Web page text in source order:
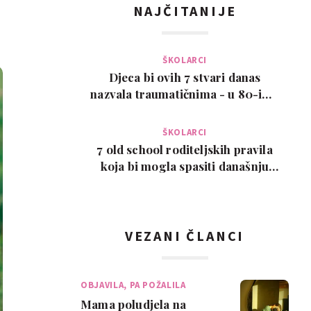
NAJČITANIJE
ŠKOLARCI
Djeca bi ovih 7 stvari danas
nazvala traumatičnima - u 80-ima
ŠKOLARCI
7 old school roditeljskih pravila
koja bi mogla spasiti današnju
VEZANI ČLANCI
OBJAVILA, PA POŽALILA
Mama poludjela na